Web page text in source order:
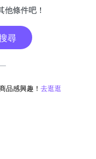
條件吧！
尋
品感興趣！ 去逛逛